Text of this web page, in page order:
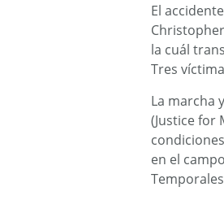
El
la cuál
Tres
La marcha
(Justice for
en el